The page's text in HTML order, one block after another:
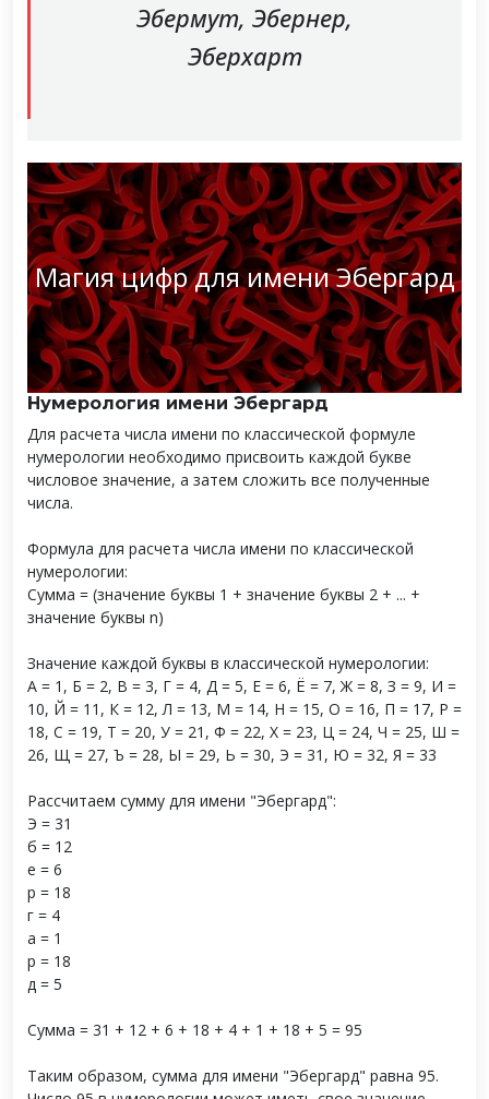
Эбермут, Эбернер,
Эберхарт
Магия цифр для имени Эбергард
Нумерология имени Эбергард
Для расчета числа имени по классической формуле
нумерологии необходимо присвоить каждой букве
числовое значение, а затем сложить все полученные
числа.
Формула для расчета числа имени по классической
нумерологии:
Сумма = (значение буквы 1 + значение буквы 2 + ... +
значение буквы n)
Значение каждой буквы в классической нумерологии:
А = 1, Б = 2, В = 3, Г = 4, Д = 5, Е = 6, Ё = 7, Ж = 8, З = 9, И =
10, Й = 11, К = 12, Л = 13, М = 14, Н = 15, О = 16, П = 17, Р =
18, С = 19, Т = 20, У = 21, Ф = 22, Х = 23, Ц = 24, Ч = 25, Ш =
26, Щ = 27, Ъ = 28, Ы = 29, Ь = 30, Э = 31, Ю = 32, Я = 33
Рассчитаем сумму для имени "Эбергард":
Э = 31
б = 12
е = 6
р = 18
г = 4
а = 1
р = 18
д = 5
Сумма = 31 + 12 + 6 + 18 + 4 + 1 + 18 + 5 = 95
Таким образом, сумма для имени "Эбергард" равна 95.